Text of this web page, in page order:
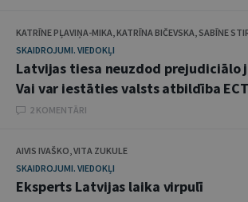
KATRĪNE PĻAVIŅA-MIKA, KATRĪNA BIČEVSKA, SABĪNE
SKAIDROJUMI. VIEDOKĻI
Latvijas tiesa neuzdod prejudiciālo
Vai var iestāties valsts atbildība ECT
2 KOMENTĀRI
AIVIS IVAŠKO, VITA ZUKULE
SKAIDROJUMI. VIEDOKĻI
Eksperts Latvijas laika virpulī